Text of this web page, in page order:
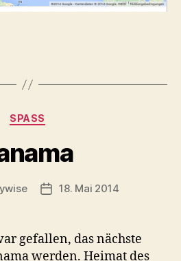
Kategorien
SPASS
Veröffentlichungsdatum
18. Mai 2014
gefallen, das nächste
werden. Heimat des